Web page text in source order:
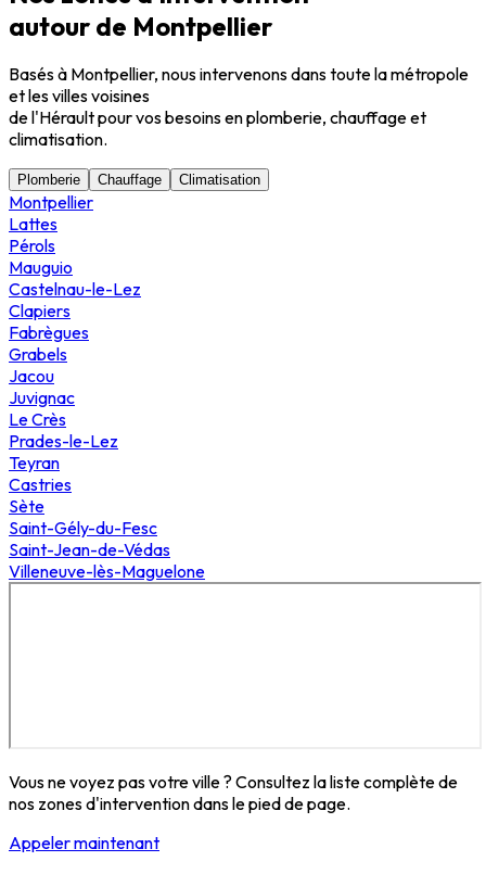
autour de Montpellier
Basés à Montpellier, nous intervenons dans toute la métropole
et les villes voisines
de l'Hérault pour vos besoins en plomberie, chauffage et
climatisation.
Plomberie Chauffage Climatisation
Montpellier
Lattes
Pérols
Mauguio
Castelnau-le-Lez
Clapiers
Fabrègues
Grabels
Jacou
Juvignac
Le Crès
Prades-le-Lez
Teyran
Castries
Sète
Saint-Gély-du-Fesc
Saint-Jean-de-Védas
Villeneuve-lès-Maguelone
Vous ne voyez pas votre ville ? Consultez la liste complète de
nos zones d'intervention dans le pied de page.
Appeler maintenant